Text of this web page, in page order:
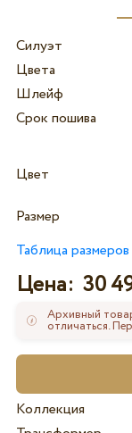
Силуэт
Цвета
Шлейф
Срок пошива
Цвет
Размер
Таблица размеров
Цена: 30
Архивный
отличаться.
Коллекция